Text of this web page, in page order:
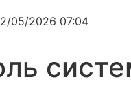
05/2026 07:04